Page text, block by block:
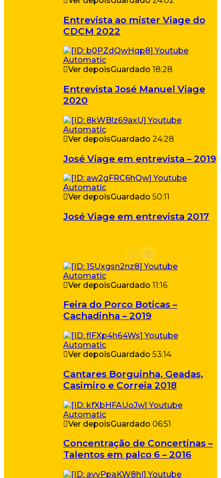
Entrevista ao mister Viage do
CDCM 2022
Ver depoisGuardado 18:28
Entrevista José Manuel Viage
2020
Ver depoisGuardado 24:28
José Viage em entrevista – 2019
Ver depoisGuardado 50:11
José Viage em entrevista 2017
Ver depoisGuardado 11:16
Feira do Porco Boticas –
Cachadinha – 2019
Ver depoisGuardado 53:14
Cantares Borguinha, Geadas,
Casimiro e Correia 2018
Ver depoisGuardado 06:51
Concentração de Concertinas –
Talentos em palco 6 – 2016